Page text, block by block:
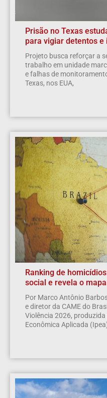
Prisão no Texas
para vigiar detentos
Projeto busca reforçar a
trabalho em unidade
e falhas de
Texas, nos EUA,
Ranking de
social e revela o
Por Marco Antônio
e diretor da CAME do
Violência 2026,
Econômica Aplicada